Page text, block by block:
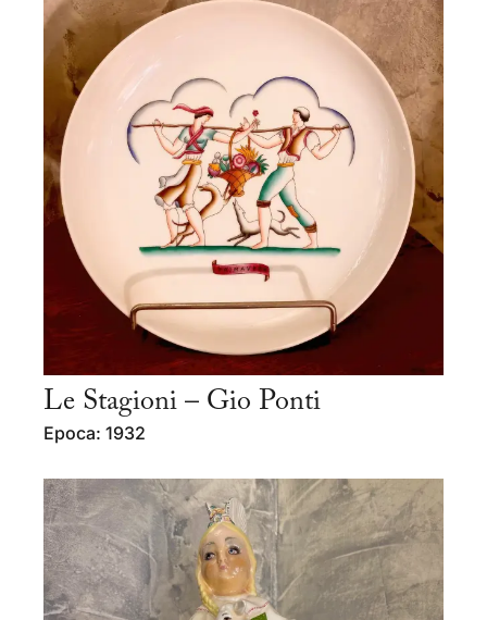
Le Stagioni – Gio Ponti
Epoca: 1932